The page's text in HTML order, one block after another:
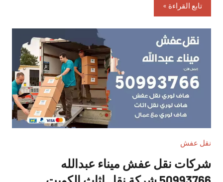
تابع القراءة
نقل عفش
شركات نقل عفش ميناء عبدالله